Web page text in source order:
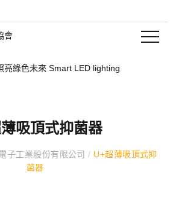
吸頂式抑菌器
子工業股份有限公司/ U+超薄吸頂式抑
菌器